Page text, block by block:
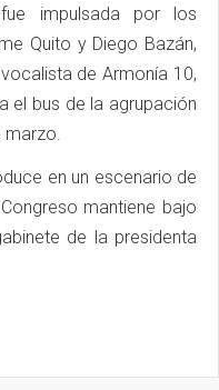
impulsada por los
Quito y Diego Bazán,
de Armonía 10,
el bus de la agrupación
marzo.
en un escenario de
mantiene bajo
de la presidenta